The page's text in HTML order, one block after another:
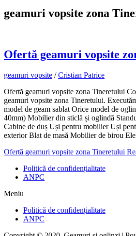
geamuri vopsite zona
Ofertă geamuri vopsite
geamuri vopsite /Cristian Patrice
Ofertă geamuri vopsite zona Tineretului
geamuri vopsite zona Tineretului.
model de geam sablat Orice model de
40mm) Mobilier din sticlă și oglindă
Cabine de duș Uși pentru mobilier Uși
exterior Blat de masă Mobilier de birou
Ofertă geamuri vopsite zona Tineretului
Politică de confidențialitate
ANPC
Meniu
Politică de confidențialitate
ANPC